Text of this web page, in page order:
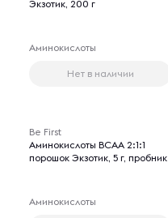
Экзотик, 200 г
Аминокислоты
Нет в наличии
Be First
Аминокислоты BCAA 2:1:1
порошок Экзотик, 5 г, пробник
Аминокислоты